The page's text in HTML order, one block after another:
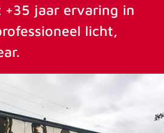
+35 jaar ervaring in
licht,